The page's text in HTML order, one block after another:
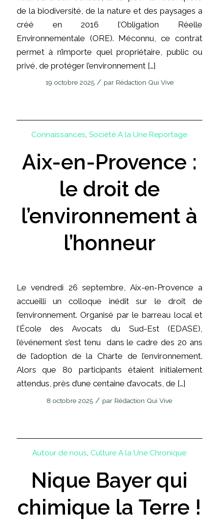
de la biodiversité, de la nature et des paysages a
créé en 2016 l’Obligation Réelle
Environnementale (ORE). Méconnu, ce contrat
permet à n’importe quel propriétaire, public ou
privé, de protéger l’environnement […]
19 octobre 2025 / par Rédaction Qui Vive
Connaissances,Société A la Une Reportage
Aix-en-Provence :
le droit de
l’environnement à
l’honneur
Le vendredi 26 septembre, Aix-en-Provence a
accueilli un colloque inédit sur le droit de
l’environnement. Organisé par le barreau local et
l’École des Avocats du Sud-Est (EDASE),
l’événement s’est tenu dans le cadre des 20 ans
de l’adoption de la Charte de l’environnement.
Alors que 80 participants étaient initialement
attendus, près d’une centaine d’avocats, de […]
8 octobre 2025 / par Rédaction Qui Vive
Autour de nous,Culture A la Une Chronique
Nique Bayer qui
chimique la Terre !